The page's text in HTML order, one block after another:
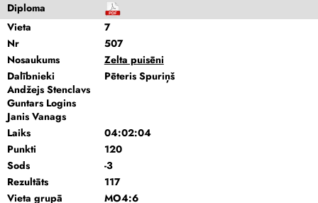
Diploma
Vieta
7
Nr
507
Nosaukums
Zelta puisēni
Dalībnieki
Pēteris Spuriņš
Andžejs Stenclavs
Guntars Logins
Janis Vanags
Laiks
04:02:04
Punkti
120
Sods
-3
Rezultāts
117
Vieta grupā
MO4:6